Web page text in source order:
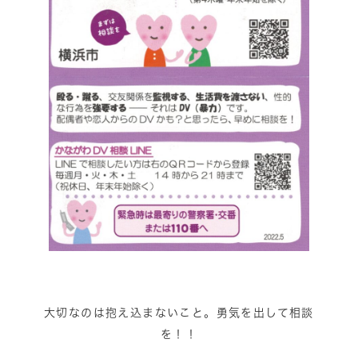
大切なのは抱え込まないこと。勇気を出して相談
を！！